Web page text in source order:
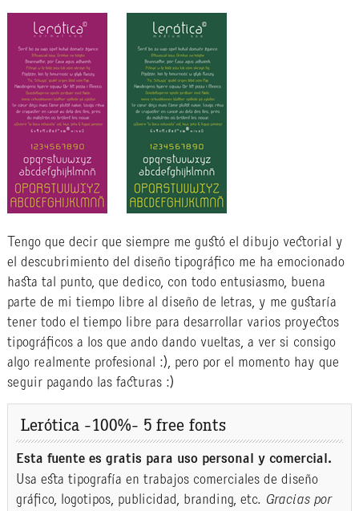
Tengo que decir que siempre me gustó el dibujo vectorial y
el descubrimiento del diseño tipográfico me ha emocionado
hasta tal punto, que dedico, con todo entusiasmo, buena
parte de mi tiempo libre al diseño de letras, y me gustaría
tener todo el tiempo libre para desarrollar varios proyectos
tipográficos a los que ando dando vueltas, a ver si consigo
algo realmente profesional :), pero por el momento hay que
seguir pagando las facturas :)
Lerótica -100%- 5 free fonts
Esta fuente es gratis para uso personal y comercial.
Usa esta tipografía en trabajos comerciales de diseño
gráfico, logotipos, publicidad, branding, etc. Gracias por